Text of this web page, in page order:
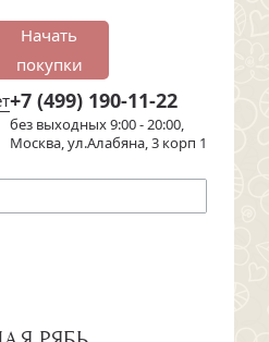
Начать
покупки
+7 (499) 190-11-22
без выходных 9:00 - 20:00,
Москва, ул.Алабяна, 3 корп 1